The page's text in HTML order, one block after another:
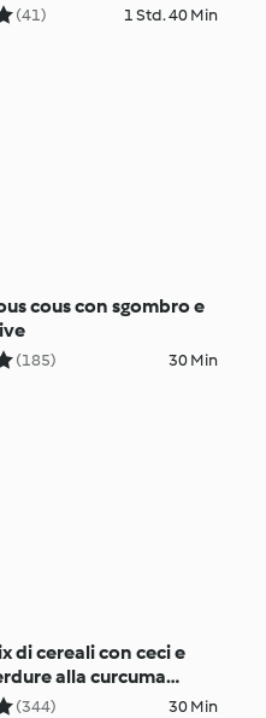
(41) 1 Std. 40 Min
cous con sgombro e
(185) 30 Min
di cereali con ceci e
alla curcuma
(344) 30 Min